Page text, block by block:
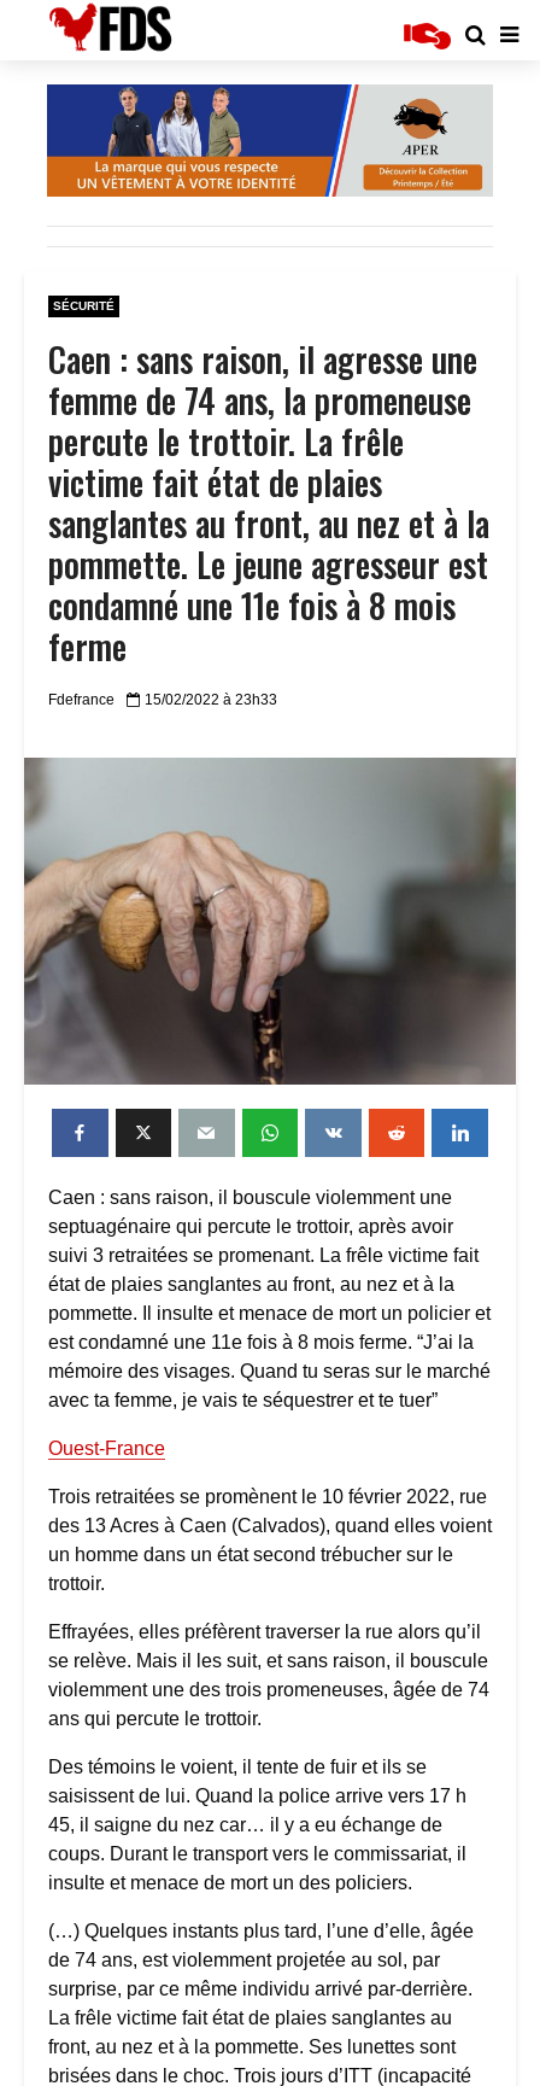
SÉCURITÉ
Caen : sans raison, il agresse une
femme de 74 ans, la promeneuse
percute le trottoir. La frêle
victime fait état de plaies
sanglantes au front, au nez et à la
pommette. Le jeune agresseur est
condamné une 11e fois à 8 mois
ferme
Fdefrance 15/02/2022 à 23h33
Caen : sans raison, il bouscule violemment une
septuagénaire qui percute le trottoir, après avoir
suivi 3 retraitées se promenant. La frêle victime fait
état de plaies sanglantes au front, au nez et à la
pommette. Il insulte et menace de mort un policier et
est condamné une 11e fois à 8 mois ferme. “J’ai la
mémoire des visages. Quand tu seras sur le marché
avec ta femme, je vais te séquestrer et te tuer”
Ouest-France
Trois retraitées se promènent le 10 février 2022, rue
des 13 Acres à Caen (Calvados), quand elles voient
un homme dans un état second trébucher sur le
trottoir.
Effrayées, elles préfèrent traverser la rue alors qu’il
se relève. Mais il les suit, et sans raison, il bouscule
violemment une des trois promeneuses, âgée de 74
ans qui percute le trottoir.
Des témoins le voient, il tente de fuir et ils se
saisissent de lui. Quand la police arrive vers 17 h
45, il saigne du nez car… il y a eu échange de
coups. Durant le transport vers le commissariat, il
insulte et menace de mort un des policiers.
(…) Quelques instants plus tard, l’une d’elle, âgée
de 74 ans, est violemment projetée au sol, par
surprise, par ce même individu arrivé par-derrière.
La frêle victime fait état de plaies sanglantes au
front, au nez et à la pommette. Ses lunettes sont
brisées dans le choc. Trois jours d’ITT (incapacité